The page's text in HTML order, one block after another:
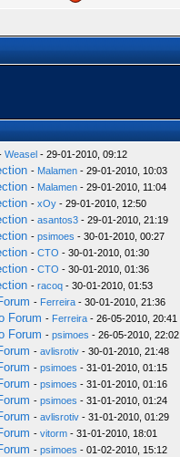
Weasel - 29-01-2010, 09:12
- Malamen - 29-01-2010, 10:03
- Malamen - 29-01-2010, 11:04
- xOy - 29-01-2010, 12:50
- asantos3 - 29-01-2010, 21:19
- psimoes - 30-01-2010, 00:27
- CTO - 30-01-2010, 01:30
- CTO - 30-01-2010, 01:36
- racoq - 30-01-2010, 01:53
- Ferreira - 30-01-2010, 21:36
Forum - Ferreira - 26-05-2010, 20:41
Forum - psimoes - 26-05-2010, 22:02
- avlisrotiv - 30-01-2010, 21:48
- psimoes - 31-01-2010, 01:15
- psimoes - 31-01-2010, 01:16
- psimoes - 31-01-2010, 01:24
- avlisrotiv - 31-01-2010, 01:29
- vitorm - 31-01-2010, 18:01
- psimoes - 01-02-2010, 15:12